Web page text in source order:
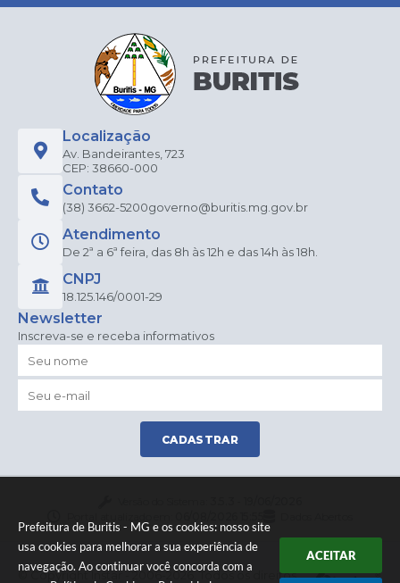
Prefeitura de Buritis - MG e os cookies: nosso site
usa cookies para melhorar a sua experiência de
navegação. Ao continuar você concorda com a
ACEITAR
Localização
Av. Bandeirantes, 723
CEP: 38660-000
Contato
(38) 3662-5200governo@buritis.mg.gov.br
Atendimento
De 2ª a 6ª feira, das 8h às 12h e das 14h às 18h.
CNPJ
18.125.146/0001-29
Newsletter
Inscreva-se e receba informativos
CADASTRAR
© Copyright Instar - 2006-2026. Todos os direitos